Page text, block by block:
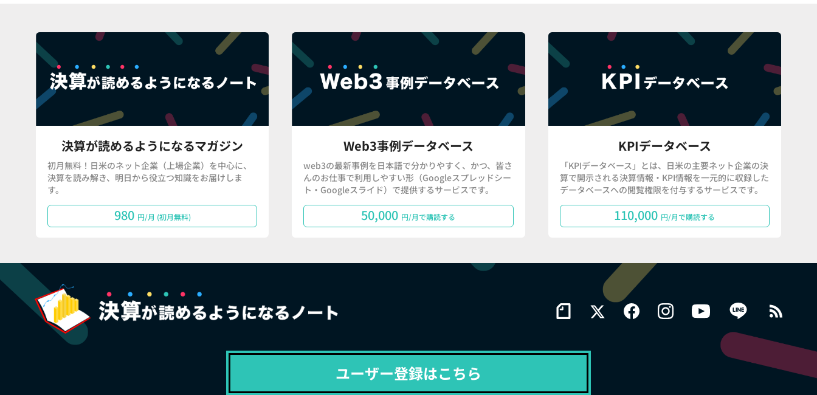
決算が読めるようになるマガジン
初月無料！日米のネット企業（上場企業）を中心に、
決算を読み解き、明日から役立つ知識をお届けしま
す。
980 円/月 (初月無料)
Web3事例データベース
web3の最新事例を日本語で分かりやすく、かつ、皆さ
んのお仕事で利用しやすい形（Googleスプレッドシー
ト・Googleスライド）で提供するサービスです。
50,000 円/月で購読する
KPIデータベース
「KPIデータベース」とは、日米の主要ネット企業の決
算で開示される決算情報・KPI情報を一元的に収録した
データベースへの閲覧権限を付与するサービスです。
110,000 円/月で購読する
ユーザー登録はこちら